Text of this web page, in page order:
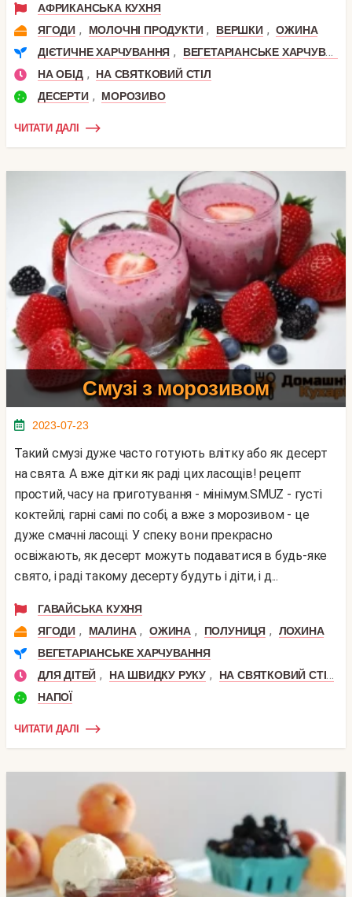
АФРИКАНСЬКА КУХНЯ
ЯГОДИ , МОЛОЧНІ ПРОДУКТИ , ВЕРШКИ , ОЖИНА
ДІЄТИЧНЕ ХАРЧУВАННЯ ,
ВЕГЕТАРІАНСЬКЕ ХАРЧУВАННЯ
НА ОБІД ,
НА СВЯТКОВИЙ СТІЛ
ДЕСЕРТИ , МОРОЗИВО
ЧИТАТИ ДАЛІ
Смузі з морозивом
2023-07-23
Такий смузі дуже часто готують влітку або як десерт
на свята. А вже дітки як раді цих ласощів! рецепт
простий, часу на приготування - мінімум.SMUZ - густі
коктейлі, гарні самі по собі, а вже з морозивом - це
дуже смачні ласощі. У спеку вони прекрасно
освіжають, як десерт можуть подаватися в будь-яке
свято, і раді такому десерту будуть і діти, і д...
ГАВАЙСЬКА КУХНЯ
ЯГОДИ , МАЛИНА , ОЖИНА , ПОЛУНИЦЯ ,
ЛОХИНА
ВЕГЕТАРІАНСЬКЕ ХАРЧУВАННЯ
ДЛЯ ДІТЕЙ , НА ШВИДКУ РУКУ , НА СВЯТКОВИЙ СТІЛ
НАПОЇ
ЧИТАТИ ДАЛІ